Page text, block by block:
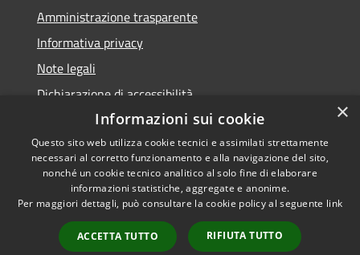
Amministrazione trasparente
Informativa privacy
Note legali
Dichiarazione di accessibilità
Accessibilità
Privacy
Copyright © 2026 • Comune di
Carbognano • Powered by
Municipium
Accesso
redazione
×
Informazioni sui cookie
Questo sito web utilizza cookie tecnici e assimilati strettamente
necessari al corretto funzionamento e alla navigazione del sito,
nonché un cookie tecnico analitico al solo fine di elaborare
informazioni statistiche, aggregate e anonime.
Per maggiori dettagli, può consultare la cookie policy al seguente link
ACCETTA TUTTO RIFIUTA TUTTO